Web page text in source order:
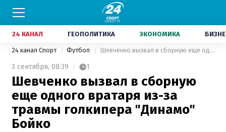
24 КАНАЛ ГЕОПОЛИТИКА ЭКОНОМИКА
24 канал Спорт Футбол Шевченко вызвал в сборную еще одного вратаря из-за травмы голкипера "Динамо" Бойко
3 сентября, 08:39 1
Шевченко вызвал в сборную
еще одного вратаря из-за
травмы голкипера "Динамо"
Бойко